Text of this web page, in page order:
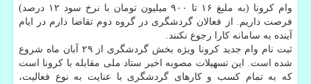
وام کرونا (به ملبغ ۱۶ تا ۹۰۰ میلیون تومان با نرخ سود ۱۲ درصد)
فرصت داریم. از فعالان گردشگری در گروه دوم تقاضا دارم در ایام
آینده به سامانه کارا رجوع نکنند.
ثبت نام وام جدید کرونا ویژه بخش گردشگری از ۲۹ آبان ماه شروع
شده است. این تسهیلات مصوبه اخیر ستاد ملی مقابله با کرونا است
که به تمام کسب و کارهای گردشگری با عنایت به نوع فعالیت،